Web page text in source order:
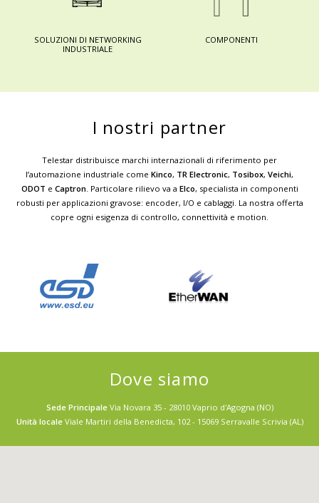
SOLUZIONI DI NETWORKING
INDUSTRIALE
COMPONENTI
I nostri partner
Telestar distribuisce marchi internazionali di riferimento per
l’automazione industriale come Kinco, TR Electronic, Tosibox, Veichi,
ODOT e Captron . Particolare rilievo va a Elco, specialista in componenti
robusti per applicazioni gravose: encoder, I/O e cablaggi. La nostra offerta
copre ogni esigenza di controllo, connettività e motion.
Dove siamo
Sede PrincipaleVia Novara 35 - 28010 Vaprio d'Agogna (NO)
Unità locale Viale Martiri della Benedicta, 102 - 15069 Serravalle Scrivia (AL)